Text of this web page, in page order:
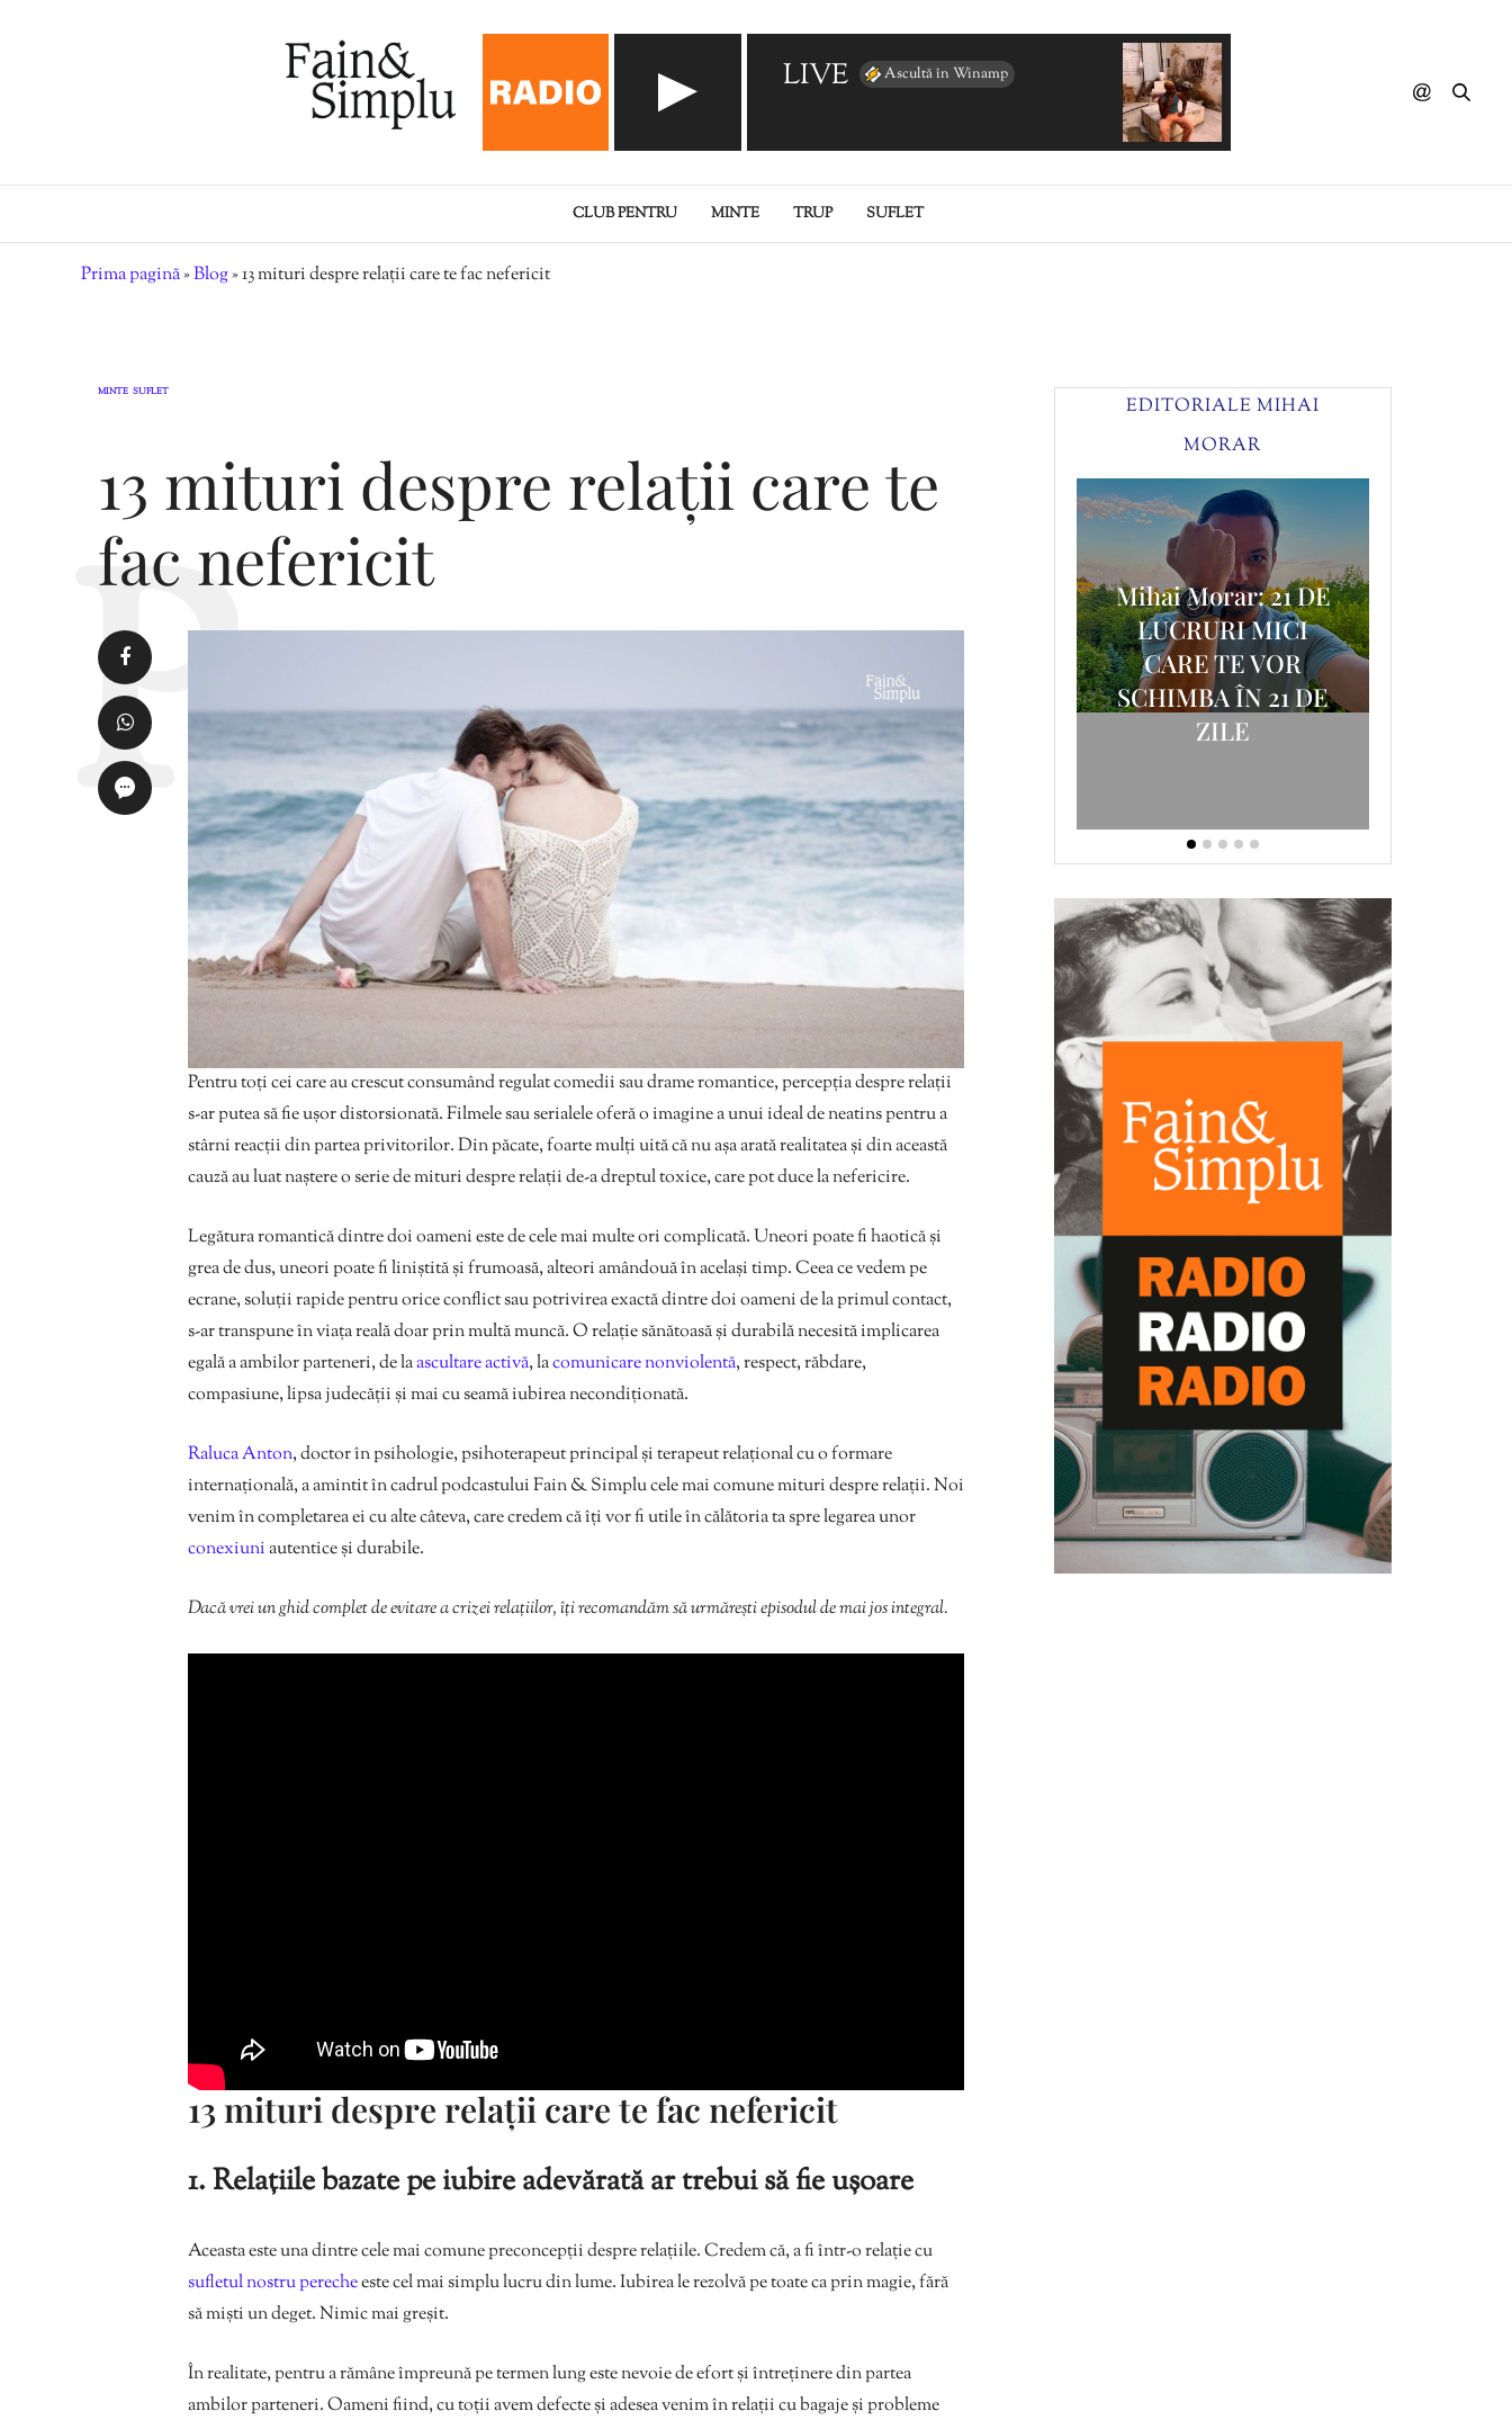
LIVE Ascultă în Winamp
DEGIHEUGI - Favelas (Orchestra)
CLUB PENTRU MINTE TRUP SUFLET
Prima pagină»Blog»13 mituri despre relații care te fac nefericit
MINTE SUFLET
13 mituri despre relații care te
fac nefericit
Pentru toți cei care au crescut consumând regulat comedii sau drame romantice, percepția despre relații
s-ar putea să fie ușor distorsionată. Filmele sau serialele oferă o imagine a unui ideal de neatins pentru a
stârni reacții din partea privitorilor. Din păcate, foarte mulți uită că nu așa arată realitatea și din această
cauză au luat naștere o serie de mituri despre relații de-a dreptul toxice, care pot duce la nefericire.
Legătura romantică dintre doi oameni este de cele mai multe ori complicată. Uneori poate fi haotică și
grea de dus, uneori poate fi liniștită și frumoasă, alteori amândouă în același timp. Ceea ce vedem pe
ecrane, soluții rapide pentru orice conflict sau potrivirea exactă dintre doi oameni de la primul contact,
s-ar transpune în viața reală doar prin multă muncă. O relație sănătoasă și durabilă necesită implicarea
egală a ambilor parteneri, de laascultare activă, lacomunicare nonviolentă, respect, răbdare,
compasiune, lipsa judecății și mai cu seamă iubirea necondiționată.
Raluca Anton, doctor în psihologie, psihoterapeut principal și terapeut relațional cu o formare
internațională, a amintit în cadrul podcastului Fain & Simplu cele mai comune mituri despre relații. Noi
venim în completarea ei cu alte câteva, care credem că îți vor fi utile în călătoria ta spre legarea unor
conexiuniautentice și durabile.
Dacă vrei un ghid complet de evitare a crizei relațiilor, îți recomandăm să urmărești episodul de mai jos integral.
13 mituri despre relații care te fac nefericit
1. Relațiile bazate pe iubire adevărată ar trebui să fie ușoare
Aceasta este una dintre cele mai comune preconcepții despre relațiile. Credem că, a fi într-o relație cu
sufletul nostru perecheeste cel mai simplu lucru din lume. Iubirea le rezolvă pe toate ca prin magie, fără
să miști un deget. Nimic mai greșit.
În realitate, pentru a rămâne împreună pe termen lung este nevoie de efort și întreținere din partea
ambilor parteneri. Oameni fiind, cu toții avem defecte și adesea venim în relații cu bagaje și probleme
EDITORIALE MIHAI
MORAR
SALVAT PE FĂT-
FRUMOS
Mihai Morar: 21 DE
LUCRURI MICI
CARE TE VOR
SCHIMBA ÎN 21 DE
ZILE